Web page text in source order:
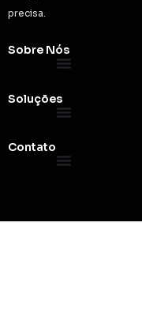
precisa.
Sobre Nós
Soluções
Contato